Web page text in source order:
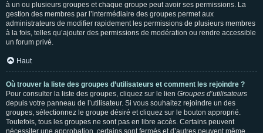
à un ou plusieurs groupes et chaque groupe peut avoir ses permissions. La
gestion des membres par l’intermédiaire des groupes permet aux
administrateurs de modifier rapidement les permissions de plusieurs membres
à la fois, telles qu’ajouter des permissions de modération ou rendre accessible
un forum privé.
Haut
Où trouver la liste des groupes d’utilisateurs et comment les rejoindre ?
Pour consulter la liste des groupes, cliquez sur le lien Groupes d’utilisateurs
depuis votre panneau de l’utilisateur. Si vous souhaitez rejoindre un des
groupes, sélectionnez le groupe désiré et cliquez sur le bouton approprié.
Toutefois, tous les groupes ne sont pas en libre accès. Certains peuvent
nécessiter une approbation, certains sont fermés et d’autres peuvent même